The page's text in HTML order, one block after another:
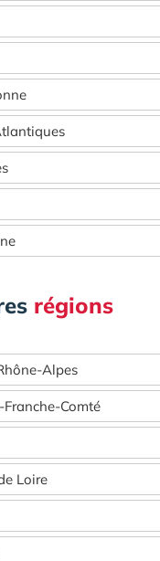
régions
Alpes
Comté
Loire